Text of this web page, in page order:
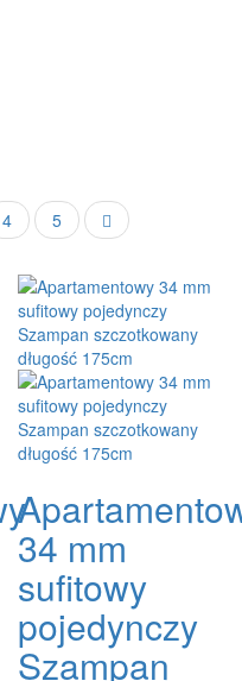
4 5
34 mm
sufitowy
pojedynczy
Szampan